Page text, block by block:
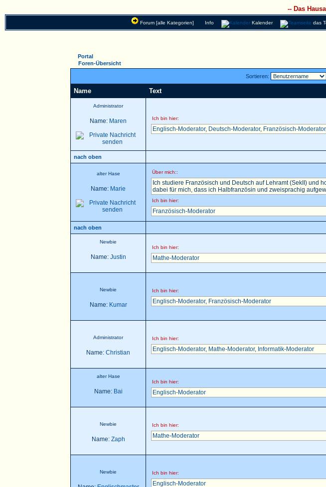
-- Das
Forum [alle Kategorien] Info Kalender das
Portal
Foren-Übersicht
Sortieren:
Name Text
Administrator
Name: Maren Ich bin hier:
Englisch-Moderator, Deutsch-Moderator, Französisch-Moderator
nach oben
alter Hase
Name: Marie
Über mich::
Ich studiere Französisch und Deutsch auf Lehramt (SekII) und
dabei für mich, dass ich Halbfranzösin und zweisprachig
Ich bin hier:
Französisch-Moderator
nach oben
Newbie
Name: Justin
Ich bin hier:
Mathe-Moderator
Newbie
Name: Kumar
Ich bin hier:
Englisch-Moderator, Französisch-Moderator
Administrator
Name: Christian
Ich bin hier:
Englisch-Moderator, Mathe-Moderator, Informatik-Moderator
alter Hase
Name: Bai
Ich bin hier:
Englisch-Moderator
Newbie
Name: Zaph
Ich bin hier:
Mathe-Moderator
Newbie Ich bin hier:
Englisch-Moderator